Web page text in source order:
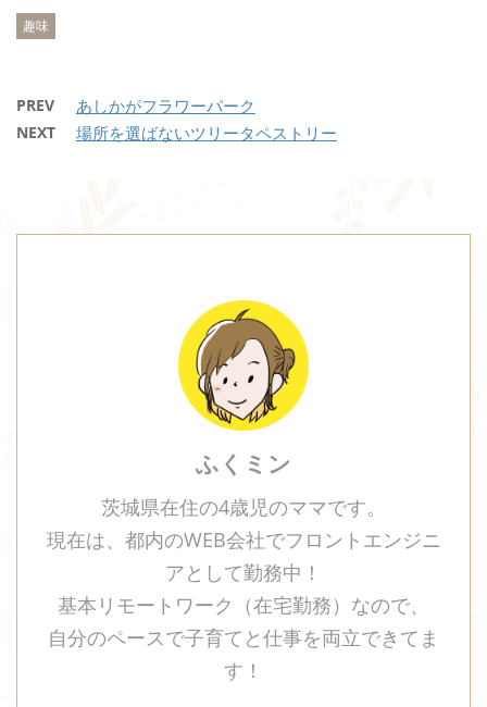
趣味
PREV あしかがフラワーパーク
NEXT 場所を選ばないツリータペストリー
ふくミン
茨城県在住の4歳児のママです。
現在は、都内のWEB会社でフロントエンジニ
アとして勤務中！
基本リモートワーク（在宅勤務）なので、
自分のペースで子育てと仕事を両立できてま
す！